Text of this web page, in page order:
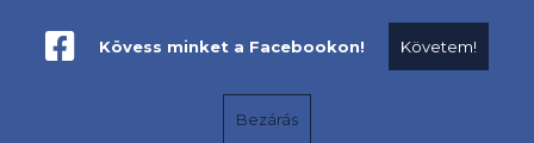
ADATKEZELÉS IMPRESSZUM MÉDIAAJÁNLAT
Kövess minket a Facebookon! Követem!
Bezárás